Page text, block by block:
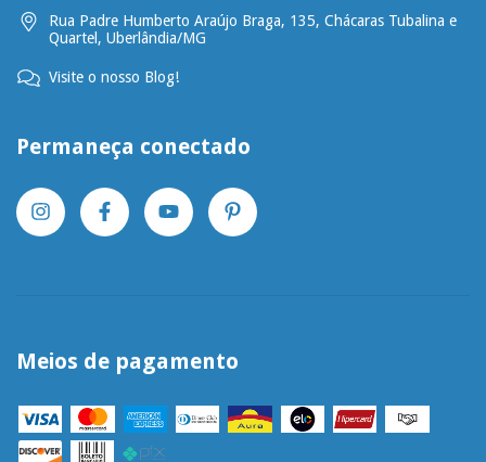
Rua Padre Humberto Araújo Braga, 135, Chácaras Tubalina e
Quartel, Uberlândia/MG
Visite o nosso Blog!
Permaneça conectado
Meios de pagamento